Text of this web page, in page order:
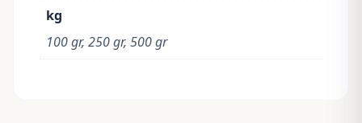
kg
100 gr, 250 gr, 500 gr